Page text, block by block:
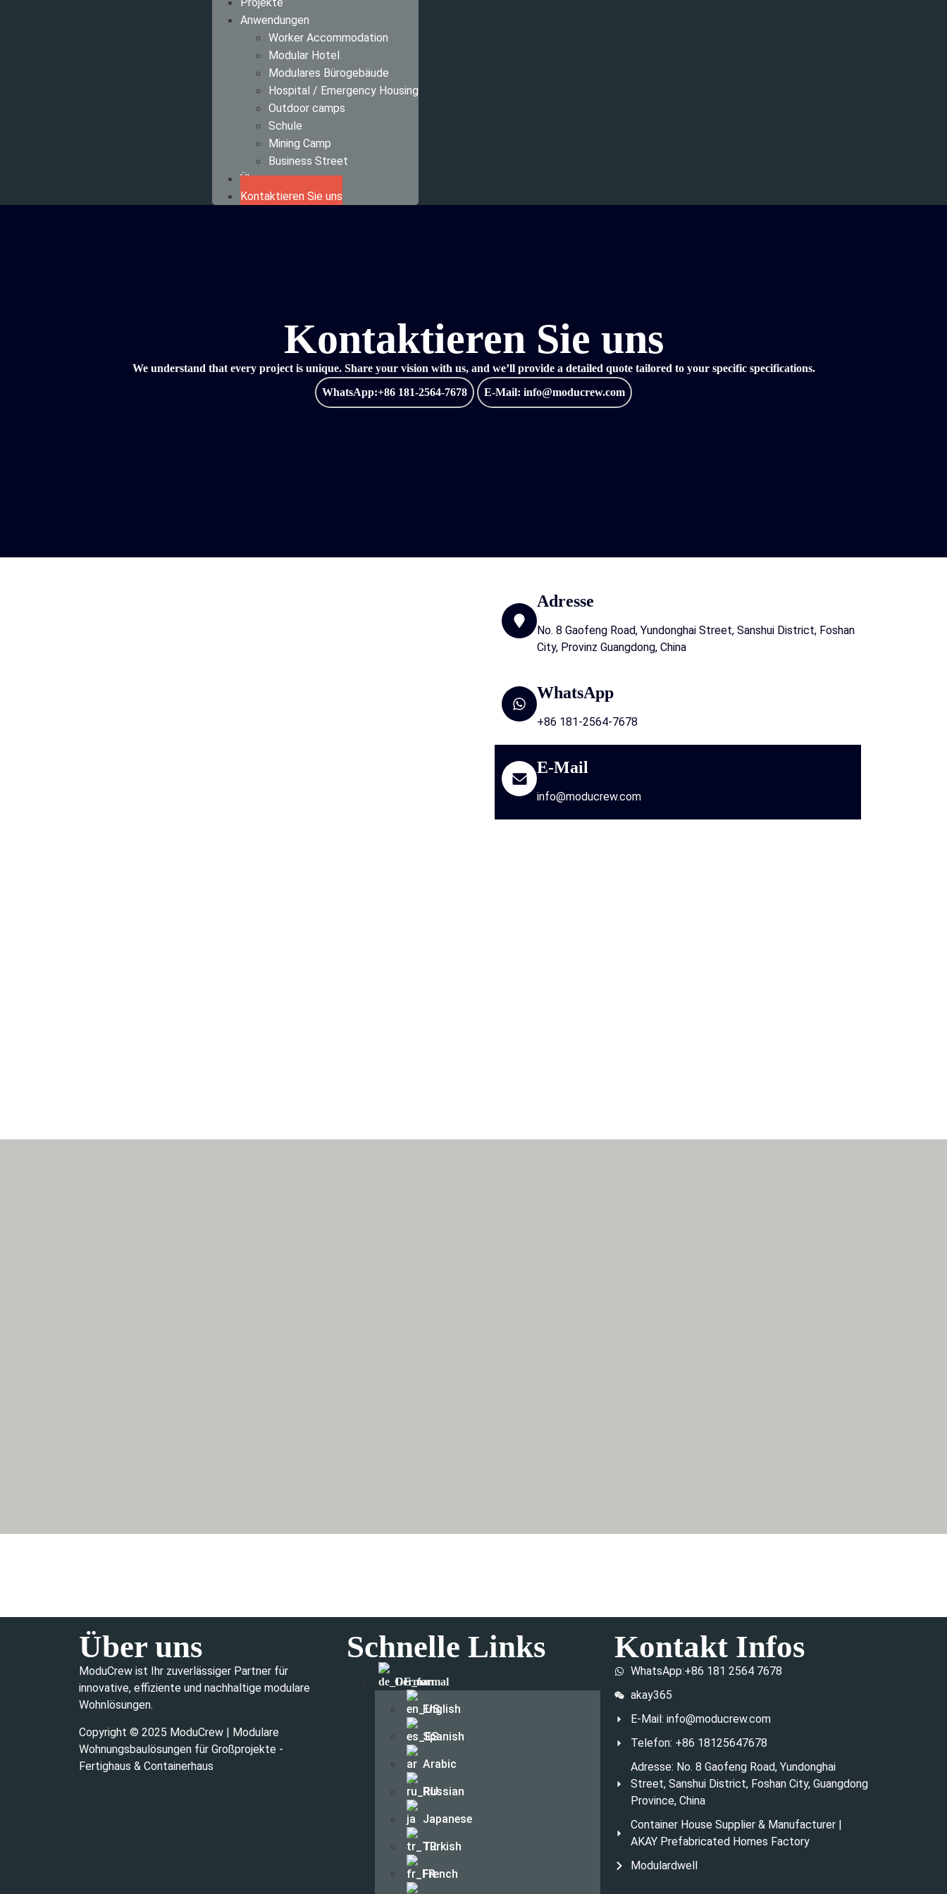
Anwendungen
Worker Accommodation
Modular Hotel
Modulares Bürogebäude
Hospital / Emergency Housing
Outdoor camps
Schule
Mining Camp
Business Street
Über uns
Kontaktieren Sie uns
Kontaktieren Sie uns
We understand that every project is unique. Share your vision with us, and we’ll provide a detailed quote tailored to your specific specifications.
WhatsApp:+86 181-2564-7678
E-Mail: info@moducrew.com
Adresse
No. 8 Gaofeng Road, Yundonghai Street, Sanshui District, Foshan
City, Provinz Guangdong, China
WhatsApp
+86 181-2564-7678
E-Mail
info@moducrew.com
Über uns
ModuCrew ist Ihr zuverlässiger Partner für
innovative, effiziente und nachhaltige modulare
Wohnlösungen.
Copyright © 2025 ModuCrew | Modulare
Wohnungsbaulösungen für Großprojekte -
Fertighaus & Containerhaus
Schnelle Links
German
English
Spanish
Arabic
Russian
Japanese
Turkish
French
Kontakt Infos
WhatsApp:+86 181 2564 7678
akay365
E-Mail: info@moducrew.com
Telefon: +86 18125647678
Adresse: No. 8 Gaofeng Road, Yundonghai
Street, Sanshui District, Foshan City, Guangdong
Province, China
Container House Supplier & Manufacturer |
AKAY Prefabricated Homes Factory
Modulardwell